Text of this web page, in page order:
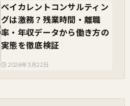
ベイカレントコンサルティン
グは激務？残業時間・離職
率・年収データから働き方の
実態を徹底検証
2026年3月22日